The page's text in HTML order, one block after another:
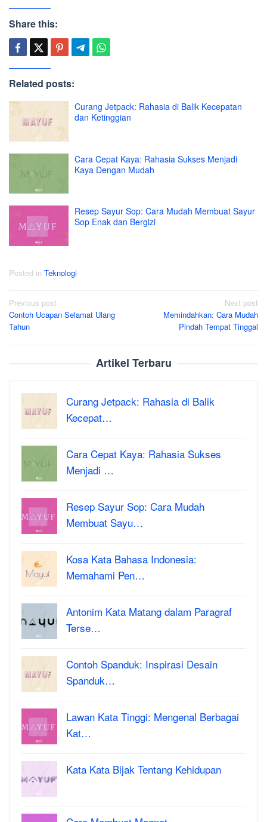
Share this:
Related posts:
Curang Jetpack: Rahasia di Balik Kecepatan
dan Ketinggian
Cara Cepat Kaya: Rahasia Sukses Menjadi
Kaya Dengan Mudah
Resep Sayur Sop: Cara Mudah Membuat Sayur
Sop Enak dan Bergizi
Posted in Teknologi
Post
navigation
Previous post
Contoh Ucapan Selamat Ulang
Tahun
Next post
Memindahkan: Cara Mudah
Pindah Tempat Tinggal
Artikel Terbaru
Curang Jetpack: Rahasia di Balik
Kecepat…
Cara Cepat Kaya: Rahasia Sukses
Menjadi …
Resep Sayur Sop: Cara Mudah
Membuat Sayu…
Kosa Kata Bahasa Indonesia:
Memahami Pen…
Antonim Kata Matang dalam Paragraf
Terse…
Contoh Spanduk: Inspirasi Desain
Spanduk…
Lawan Kata Tinggi: Mengenal Berbagai
Kat…
Kata Kata Bijak Tentang Kehidupan